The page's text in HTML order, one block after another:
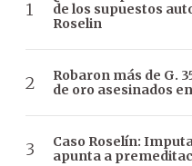
de los supuestos
Roselin
Robaron más de G.
de oro asesinados
Caso Roselín:
apunta a